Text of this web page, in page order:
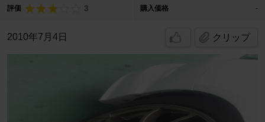
評価 3 購入価格 -
2010年7月4日 クリップ